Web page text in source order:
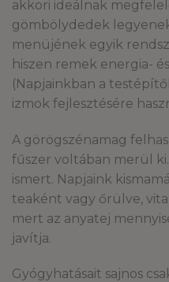
akkori ideálnak
gömbölydedek
menüjének egyik
hiszen remek energia-
(Napjainkban a
izmok fejlesztésére
A görögszénamag
fűszer voltában merül
ismert. Napjaink
teaként vagy őrülve,
mert az anyatej
javítja.
Gyógyhatásait sajnos